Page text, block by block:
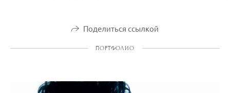
Поделиться ссылкой
ПОРТФОЛИО